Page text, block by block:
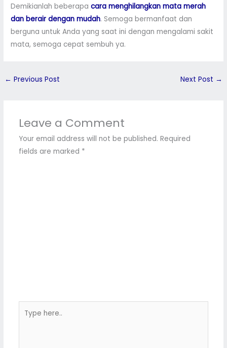
Demikianlah beberapacara menghilangkan mata merah
dan berair dengan mudah. Semoga bermanfaat dan
berguna untuk Anda yang saat ini dengan mengalami sakit
mata, semoga cepat sembuh ya.
← Previous Post Next Post →
Leave a Comment
Your email address will not be published. Required
fields are marked *
here..